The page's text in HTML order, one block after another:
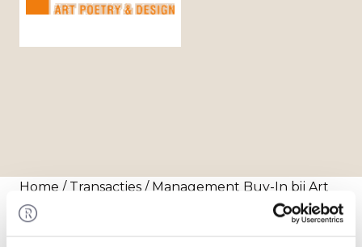
Home / Transacties / Management Buy-In bij Art
Poetry & Design